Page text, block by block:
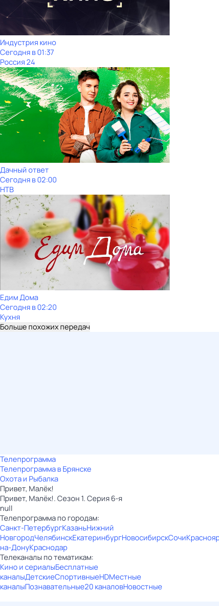
Индустрия кино
Сегодня в 01:37
Россия 24
Дачный ответ
Сегодня в 02:00
НТВ
Едим Дома
Сегодня в 02:20
Кухня
Больше похожих передач
Телепрограмма
Телепрограмма в Брянске
Охота и Рыбалка
Привет, Малёк!
Привет, Малёк!. Сезон 1. Серия 6-я
null
Телепрограмма по городам:
Санкт-ПетербургКазаньНижний
НовгородЧелябинскЕкатеринбургНовосибирскСочи
на-ДонуКраснодар
Телеканалы по тематикам:
Кино и сериалыБесплатные
каналыДетскиеСпортивныеHDМестные
каналыПознавательные20 каналовНовостные